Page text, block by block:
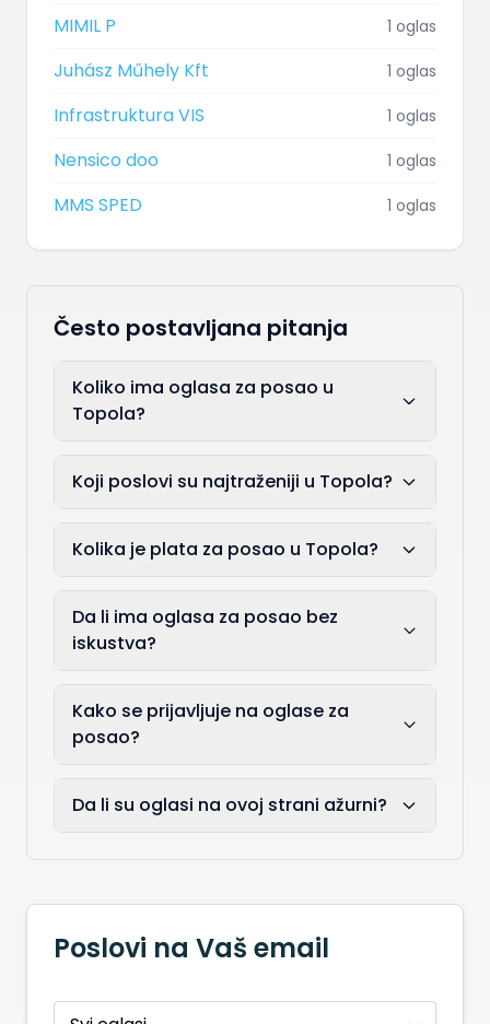
MIMIL P 1 oglas
Juhász Műhely Kft 1 oglas
Infrastruktura VIS 1 oglas
Nensico doo 1 oglas
MMS SPED 1 oglas
Često postavljana pitanja
Koliko ima oglasa za posao u
Topola?
Koji poslovi su najtraženiji u Topola?
Kolika je plata za posao u Topola?
Da li ima oglasa za posao bez
iskustva?
Kako se prijavljuje na oglase za
posao?
Da li su oglasi na ovoj strani ažurni?
Poslovi na Vaš email